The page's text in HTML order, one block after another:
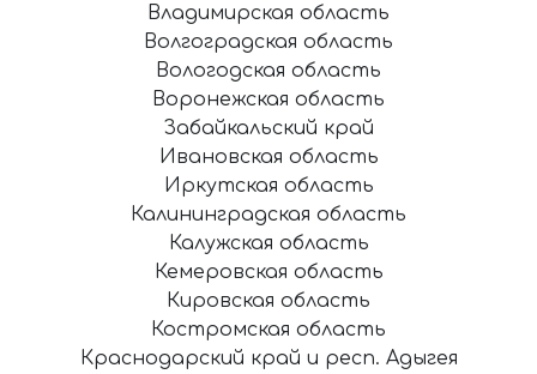
Владимирская область
Волгоградская область
Вологодская область
Воронежская область
Забайкальский край
Ивановская область
Иркутская область
Калининградская область
Калужская область
Кемеровская область
Кировская область
Костромская область
Краснодарский край и респ. Адыгея